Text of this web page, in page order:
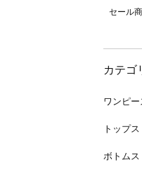
セール
カテゴ
ワンピー
トップス
ボトムス